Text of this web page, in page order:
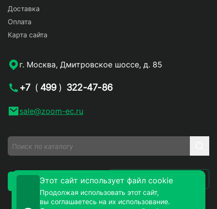
Доставка
Оплата
Карта сайта
г. Москва, Дмитровское шоссе, д. 85
+7 ( 499 ) 322-47-86
sale@zoom-ec.ru
Заказать звонок Написать письмо
Этот сайт использует файл cookie
Продолжая использовать этот сайт,
вы соглашаетесь на их использование.